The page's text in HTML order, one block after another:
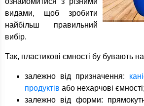
видами, щоб зробити
найбільш правильний
вибір.
Так, пластикові ємності бу бувають
залежно від призначення:
продуктів або нехарчові ємності;
залежно від форми: